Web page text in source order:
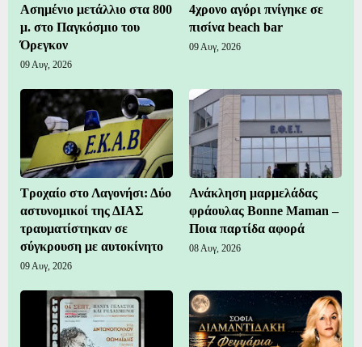
Ασημένιο μετάλλιο στα 800
μ. στο Παγκόσμιο του
Όρεγκον
09 Αυγ, 2026
4χρονο αγόρι πνίγηκε σε
πισίνα beach bar
09 Αυγ, 2026
Τροχαίο στο Λαγονήσι: Δύο
αστυνομικοί της ΔΙΑΣ
τραυματίστηκαν σε
σύγκρουση με αυτοκίνητο
09 Αυγ, 2026
Ανάκληση μαρμελάδας
φράουλας Bonne Maman –
Ποια παρτίδα αφορά
08 Αυγ, 2026